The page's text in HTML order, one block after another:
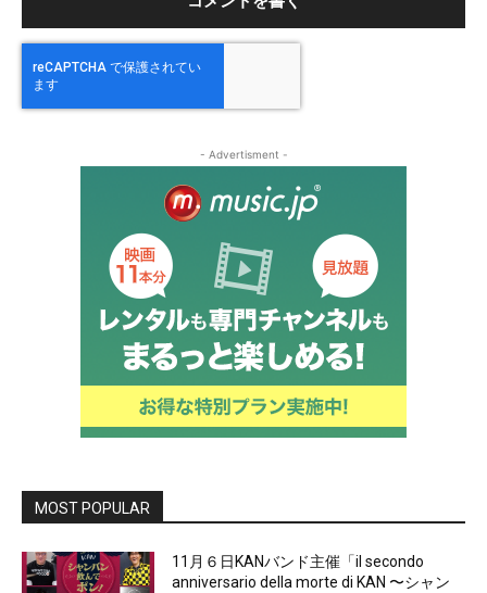
- Advertisment -
MOST POPULAR
11月６日KANバンド主催「il secondo
anniversario della morte di KAN 〜シャン